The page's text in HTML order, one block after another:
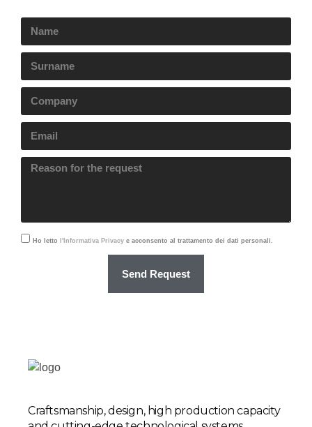
Ho letto l'Informativa Privacy e acconsento al trattamento dei dati personali.
Send Request
Craftsmanship, design, high production capacity